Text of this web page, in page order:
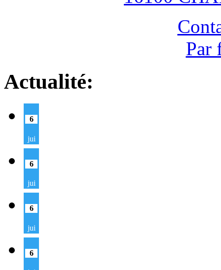
Par
Actualité:
6
jui
6
jui
6
jui
6